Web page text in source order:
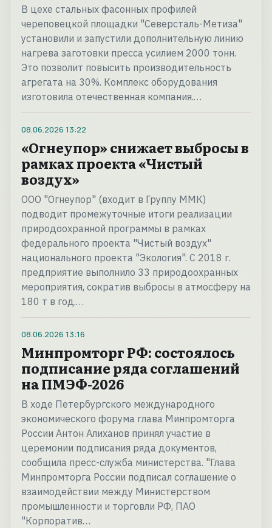
В цехе стальных фасонных профилей
череповецкой площадки "Северсталь-Метиза"
установили и запустили дополнительную линию
нагрева заготовки пресса усилием 2000 тонн.
Это позволит повысить производительность
агрегата на 30%. Комплекс оборудования
изготовила отечественная компания.…
08.06.2026 13:22
«Огнеупор» снижает выбросы в
рамках проекта «Чистый
воздух»
ООО "Огнеупор" (входит в Группу ММК)
подводит промежуточные итоги реализации
природоохранной программы в рамках
федерального проекта "Чистый воздух"
национального проекта "Экология". С 2018 г.
предприятие выполнило 33 природоохранных
мероприятия, сократив выбросы в атмосферу на
180 т в год.…
08.06.2026 13:16
Минпромторг РФ: состоялось
подписание ряда соглашений
на ПМЭФ-2026
В ходе Петербургского международного
экономического форума глава Минпромторга
России Антон Алиханов принял участие в
церемонии подписания ряда документов,
сообщила пресс-служба министерства. "Глава
Минпромторга России подписал соглашение о
взаимодействии между Министерством
промышленности и торговли РФ, ПАО
"Корпоратив…